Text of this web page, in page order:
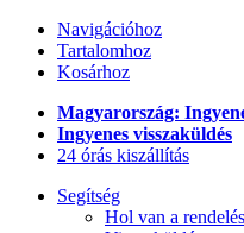
Navigációhoz
Tartalomhoz
Kosárhoz
Magyarország:
Ingyenes visszaküldés
24 órás kiszállítás
Segítség
Hol van a